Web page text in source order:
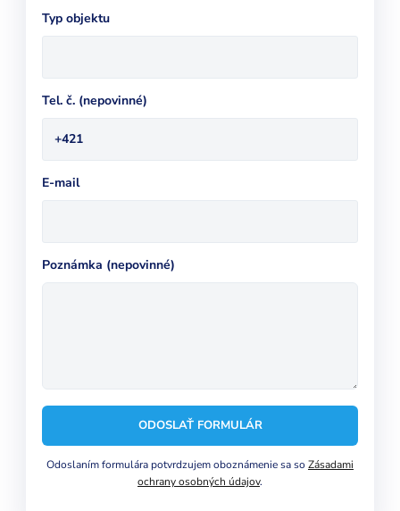
Typ objektu
Tel. č. (nepovinné)
+421
E-mail
Poznámka (nepovinné)
ODOSLAŤ FORMULÁR
Odoslaním formulára potvrdzujem oboznámenie sa so Zásadami
ochrany osobných údajov.